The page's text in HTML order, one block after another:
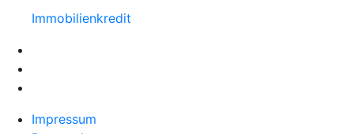
Immobilienkredit
Impressum